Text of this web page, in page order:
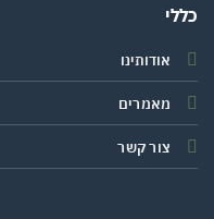
אודותינו
מאמרים
צור קשר